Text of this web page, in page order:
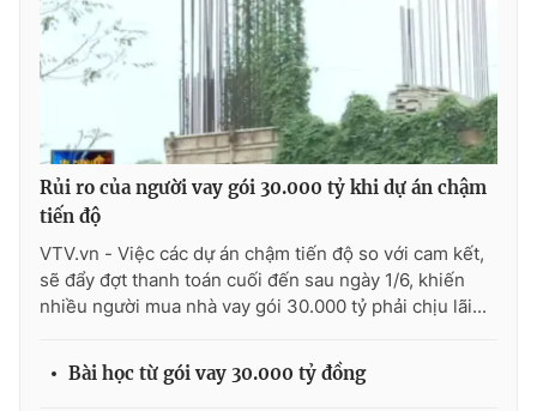
Theo dõi báo trên
Cơ quan chủ quản:Đài Truyền hình Việt Nam
Giấy phép hoạt động báo in và báo điện tử số 483/GP-BTTTT
cấp ngày 29/12/2023
Rủi ro của người vay gói 30.000 tỷ khi dự án chậm
tiến độ
VTV.vn - Việc các dự án chậm tiến độ so với cam kết,
sẽ đẩy đợt thanh toán cuối đến sau ngày 1/6, khiến
nhiều người mua nhà vay gói 30.000 tỷ phải chịu lãi...
Bài học từ gói vay 30.000 tỷ đồng